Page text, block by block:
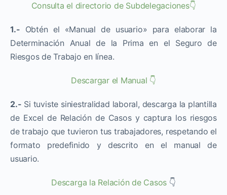
Consulta el directorio de Subdelegaciones👇
1.- Obtén el «Manual de usuario» para elaborar la
Determinación Anual de la Prima en el Seguro de
Riesgos de Trabajo en línea.
Descargar el Manual 👇
2.- Si tuviste siniestralidad laboral, descarga la plantilla
de Excel de Relación de Casos y captura los riesgos
de trabajo que tuvieron tus trabajadores, respetando el
formato predefinido y descrito en el manual de
usuario.
Descarga la Relación de Casos 👇